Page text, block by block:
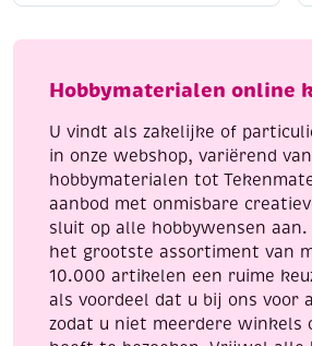
35
Arend
Hobbymaterialen online
U vindt als zakelijke of
in onze webshop, variërend van
hobbymaterialen tot
aanbod met onmisbare
sluit op alle hobbywensen
het grootste assortiment van
10.000 artikelen een ruime
als voordeel dat u bij ons voor
zodat u niet meerdere winkels